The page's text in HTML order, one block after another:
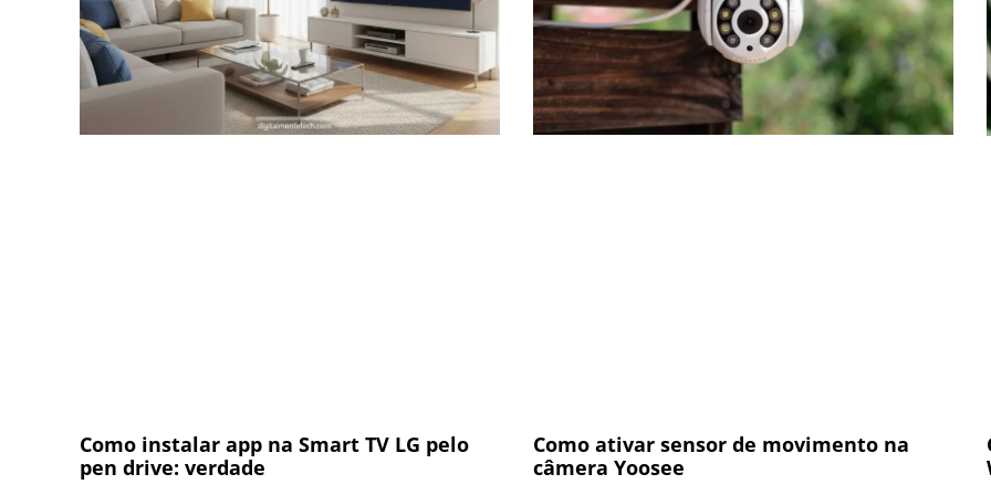
Como instalar app na Smart TV LG pelo
pen drive: verdade
Como ativar sensor de movimento na
câmera Yoosee